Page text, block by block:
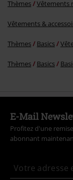
Thèmes Vêtements
Vêtements &
Thèmes Basics
Thèmes Basics
E-Mail
Profitez d'une
abonnant